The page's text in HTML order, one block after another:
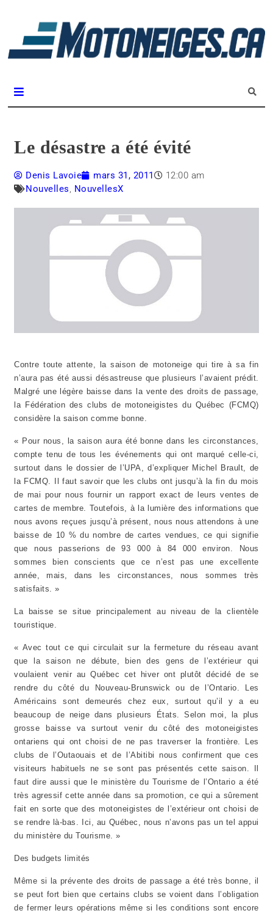
Le désastre a été évité
Denis Lavoie mars 31, 2011
12:00 am
Nouvelles, NouvellesX
Contre toute attente, la saison de motoneige qui tire à sa fin
n’aura pas été aussi désastreuse que plusieurs l’avaient prédit.
Malgré une légère baisse dans la vente des droits de passage,
la Fédération des clubs de motoneigistes du Québec (FCMQ)
considère la saison comme bonne.
« Pour nous, la saison aura été bonne dans les circonstances,
compte tenu de tous les événements qui ont marqué celle-ci,
surtout dans le dossier de l’UPA, d’expliquer Michel Brault, de
la FCMQ. Il faut savoir que les clubs ont jusqu’à la fin du mois
de mai pour nous fournir un rapport exact de leurs ventes de
cartes de membre. Toutefois, à la lumière des informations que
nous avons reçues jusqu’à présent, nous nous attendons à une
baisse de 10 % du nombre de cartes vendues, ce qui signifie
que nous passerions de 93 000 à 84 000 environ. Nous
sommes bien conscients que ce n’est pas une excellente
année, mais, dans les circonstances, nous sommes très
satisfaits. »
La baisse se situe principalement au niveau de la clientèle
touristique.
« Avec tout ce qui circulait sur la fermeture du réseau avant
que la saison ne débute, bien des gens de l’extérieur qui
voulaient venir au Québec cet hiver ont plutôt décidé de se
rendre du côté du Nouveau-Brunswick ou de l’Ontario. Les
Américains sont demeurés chez eux, surtout qu’il y a eu
beaucoup de neige dans plusieurs États. Selon moi, la plus
grosse baisse va surtout venir du côté des motoneigistes
ontariens qui ont choisi de ne pas traverser la frontière. Les
clubs de l’Outaouais et de l’Abitibi nous confirment que ces
visiteurs habituels ne se sont pas présentés cette saison. Il
faut dire aussi que le ministère du Tourisme de l’Ontario a été
très agressif cette année dans sa promotion, ce qui a sûrement
fait en sorte que des motoneigistes de l’extérieur ont choisi de
se rendre là-bas. Ici, au Québec, nous n’avons pas un tel appui
du ministère du Tourisme. »
Des budgets limités
Même si la prévente des droits de passage a été très bonne, il
se peut fort bien que certains clubs se voient dans l’obligation
de fermer leurs opérations même si les conditions sont encore